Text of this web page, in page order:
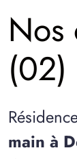
Nos
(02)
main à